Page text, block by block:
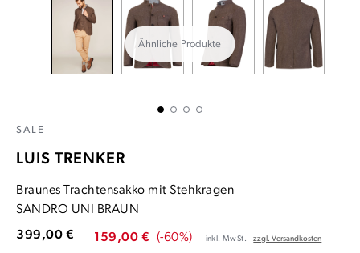
Ähnliche Produkte
SALE
LUIS TRENKER
Braunes Trachtensakko mit Stehkragen
SANDRO UNI BRAUN
159,00 € (-60%)
399,00 € inkl. MwSt. zzgl. Versandkosten